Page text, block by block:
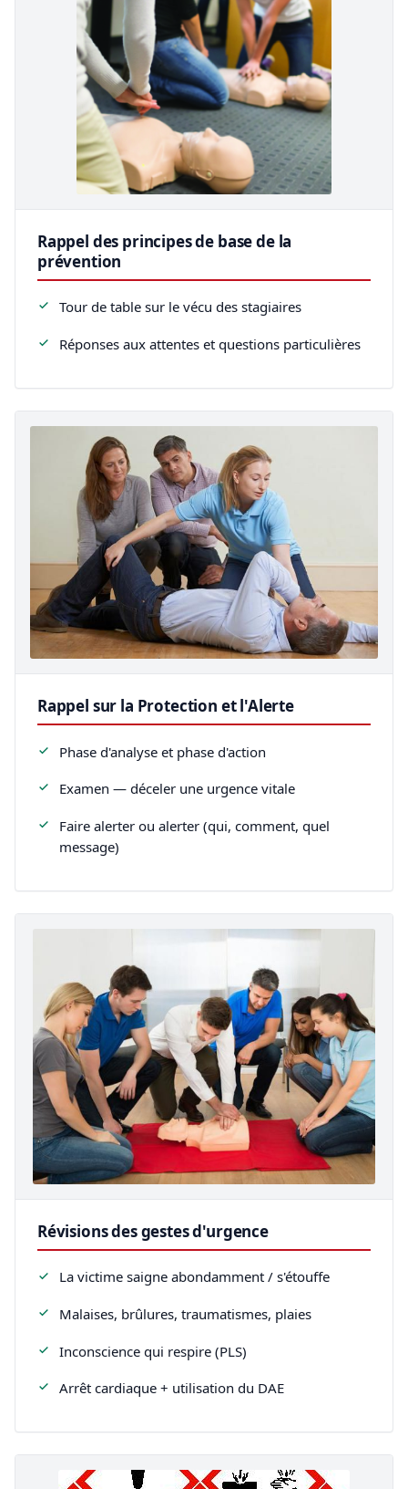
Rappel des principes de base de la
prévention
Tour de table sur le vécu des stagiaires
Réponses aux attentes et questions particulières
Rappel sur la Protection et l'Alerte
Phase d'analyse et phase d'action
Examen — déceler une urgence vitale
Faire alerter ou alerter (qui, comment, quel
message)
Révisions des gestes d'urgence
La victime saigne abondamment / s'étouffe
Malaises, brûlures, traumatismes, plaies
Inconscience qui respire (PLS)
Arrêt cardiaque + utilisation du DAE